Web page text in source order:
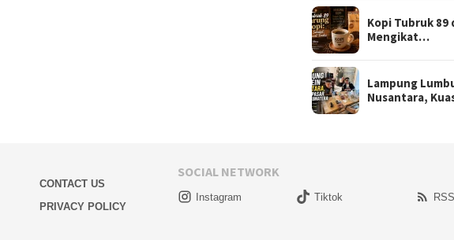
Kopi Tubruk 89
Mengikat…
Lampung
Nusantara,
CONTACT US
PRIVACY POLICY
SOCIAL NETWORK
Instagram Tiktok RSS